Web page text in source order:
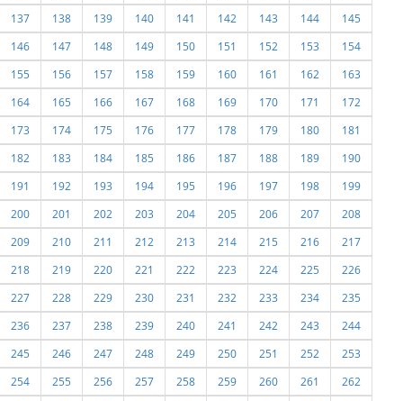
137
138 139 140 141 142 143 144
145
146
147 148 149 150 151 152 153
154
155
156 157 158 159 160 161 162
163
164
165 166 167 168 169 170 171
172
173
174 175 176 177 178 179 180
181
182
183 184 185 186 187 188 189
190
191
192 193 194 195 196 197 198
199
200
201 202 203 204 205 206 207
208
209
210 211 212 213 214 215 216
217
218
219 220 221 222 223 224 225
226
227
228 229 230 231 232 233 234
235
236
237 238 239 240 241 242 243
244
245
246 247 248 249 250 251 252
253
254
255 256 257 258 259 260 261
262